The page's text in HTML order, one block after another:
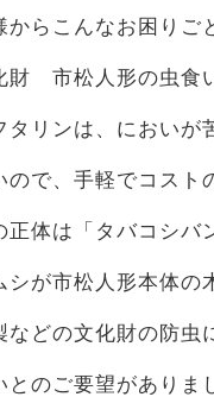
らこんなお困りご
財 市松人形の虫食
タリンは、におい
ので、手軽でコスト
体は「タバコシバ
が市松人形本体の
などの文化財の防
のご要望がありま